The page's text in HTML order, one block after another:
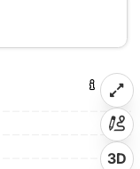
3D